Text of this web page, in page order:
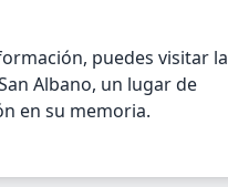
puedes visitar la
Albano, un lugar de
en su memoria.